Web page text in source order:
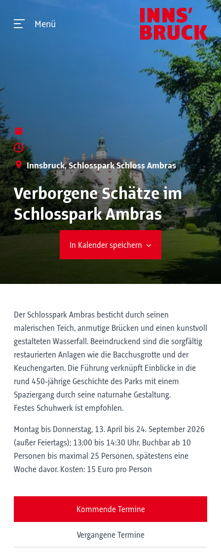
Menü
Innsbruck, Schlosspark Schloss Ambras
Verborgene Schätze im
Schlosspark Ambras
In Kalender speichern
Der Schlosspark Ambras besticht durch seinen
malerischen Teich, anmutige Brücken und einen kunstvoll
gestalteten Wasserfall. Beeindruckend sind die sorgfältig
restaurierten Anlagen wie die Bacchusgrotte und der
Keuchengarten. Die Führung verknüpft Einblicke in die
rund 450‑jährige Geschichte des Parks mit einem
Spaziergang durch seine naturnahe Gestaltung.
Festes Schuhwerk ist empfohlen.
Montag bis Donnerstag, 13. April bis 24. September 2026
(außer Feiertags); 13:00 bis 14:30 Uhr. Buchbar ab 10
Personen bis maximal 25 Personen, spätestens eine
Woche davor. Kosten: 15 Euro pro Person
Kommende Termine
Vergangene Termine